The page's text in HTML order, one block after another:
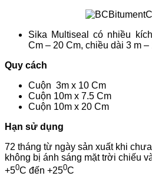
Sika Multiseal có nhiều
Cm – 20 Cm, chiều dài 3 m –
Quy cách
Cuộn 3m x 10 Cm
Cuộn 10m x 7.5 Cm
Cuộn 10m x 20 Cm
Hạn sử dụng
72 tháng từ ngày sản xuất khi
không bị ánh sáng mặt trời chiếu
+50C đến +250C